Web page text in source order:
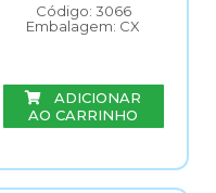
Código: 3066
Embalagem: CX
ADICIONAR
AO CARRINHO